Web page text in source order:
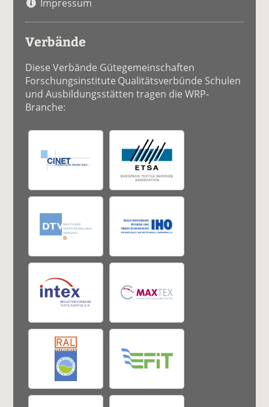
Impressum
Verbände
Diese Verbände Gütegemeinschaften
Forschungsinstitute Qualitätsverbünde Schulen
und Ausbildungsstätten tragen die WRP-
Branche: